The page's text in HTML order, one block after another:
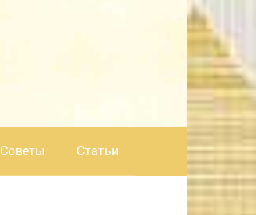
Советы Статьи